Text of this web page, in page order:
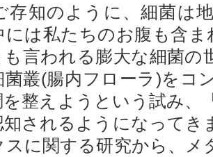
存知のように、細菌は
には私たちのお腹も含
も言われる膨大な細菌の
菌叢(腸内フローラ)をコ
を整えようという試み、
知されるようになってき
スに関する研究から、メ